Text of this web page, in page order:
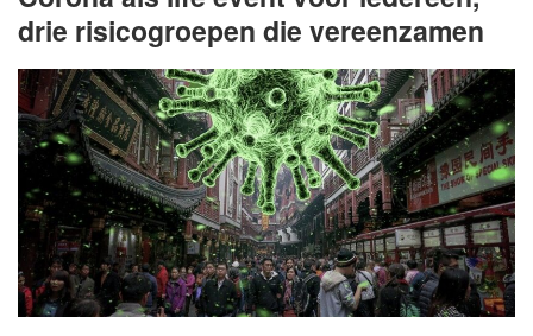
drie risicogroepen die vereenzamen